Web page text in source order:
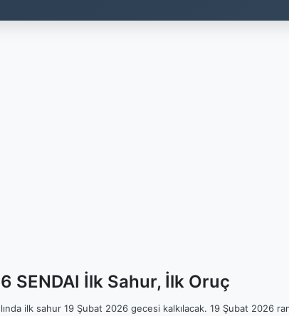
SENDAI İlk Sahur, İlk Oruç
ilk sahur 19 Şubat 2026 gecesi kalkılacak. 19 Şubat 2026